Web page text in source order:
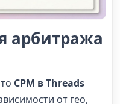
арбитража
CPM в Threads
от гео,